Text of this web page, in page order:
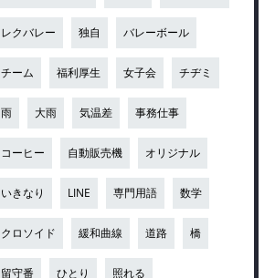
レクバレー 独自 バレーボール
チーム 福利厚生 女子会 チヂミ
雨 大雨 気温差 事務仕事
コーヒー 自動販売機 オリジナル
いきなり LINE 専門用語 数学
クロソイド 緩和曲線 道路 橋
留守番 ひとり 照れる